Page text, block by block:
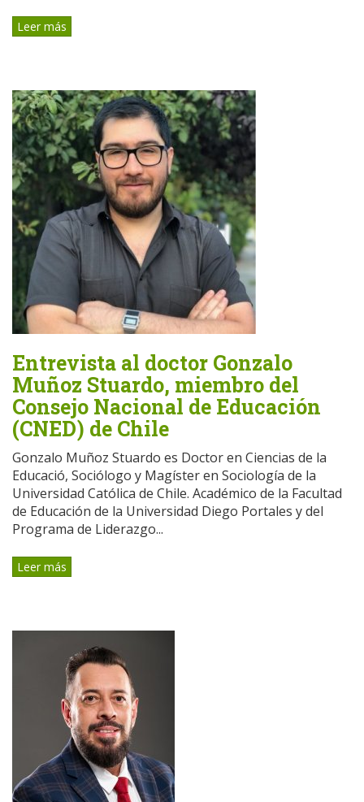
Leer más
Entrevista al doctor Gonzalo
Muñoz Stuardo, miembro del
Consejo Nacional de Educación
(CNED) de Chile
Gonzalo Muñoz Stuardo es Doctor en Ciencias de la
Educació, Sociólogo y Magíster en Sociología de la
Universidad Católica de Chile. Académico de la Facultad
de Educación de la Universidad Diego Portales y del
Programa de Liderazgo...
Leer más